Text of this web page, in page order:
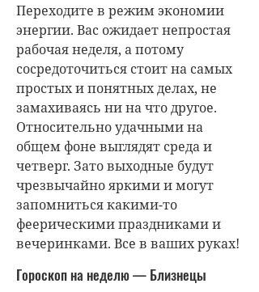
Переходите в режим экономии
энергии. Вас ожидает непростая
рабочая неделя, а потому
сосредоточиться стоит на самых
простых и понятных делах, не
замахиваясь ни на что другое.
Относительно удачными на
общем фоне выглядят среда и
четверг. Зато выходные будут
чрезвычайно яркими и могут
запомниться какими-то
феерическими праздниками и
вечеринками. Все в ваших руках!
Гороскоп на неделю — Близнецы